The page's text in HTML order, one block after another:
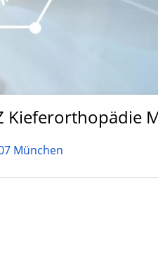
Kieferorthopädie
München